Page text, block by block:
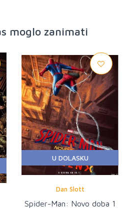
moglo zanimati
U DOLASKU
Dan Slott
Spider-Man: Novo doba 1